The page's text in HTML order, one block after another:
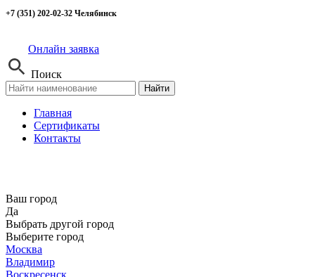
+7 (351) 202-02-32 Челябинск
Онлайн заявка
Поиск
Найти
Главная
Сертификаты
Контакты
Ваш город
Да
Выбрать другой город
Выберите город
Москва
Владимир
Воскресенск